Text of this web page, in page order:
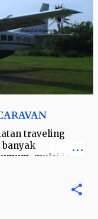
traveling
banyak
mulai jalur
jauh da…